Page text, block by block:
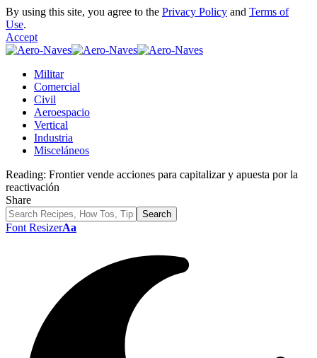
By using this site, you agree to the Privacy Policy and Terms of
Use.
Accept
Militar
Comercial
Civil
Aeroespacio
Vertical
Industria
Misceláneos
Reading: Frontier vende acciones para capitalizar y apuesta por la
reactivación
Share
Font ResizerAa